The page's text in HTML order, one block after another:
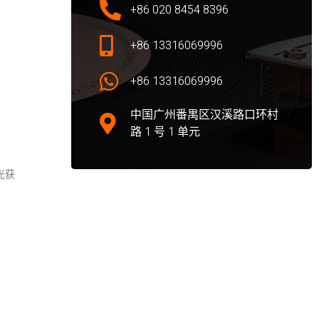
获
+86 020 8454 8396
+86 13316069996
+86 13316069996
中国广州番禺区汉溪路口环村
路 1 号 1 单元